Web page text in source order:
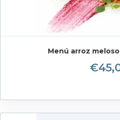
Menú arroz
€